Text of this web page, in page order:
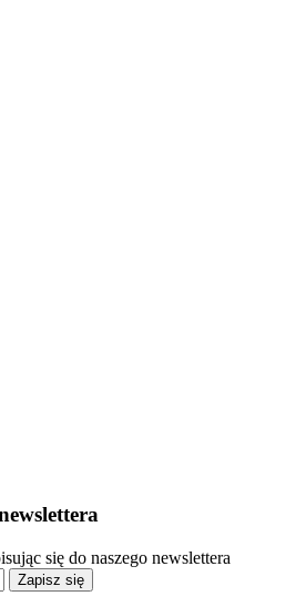
się do naszego newslettera
Zapisz się